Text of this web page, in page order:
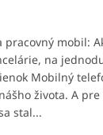
pracovný mobil:
na
Mobilný
života. A
stal...